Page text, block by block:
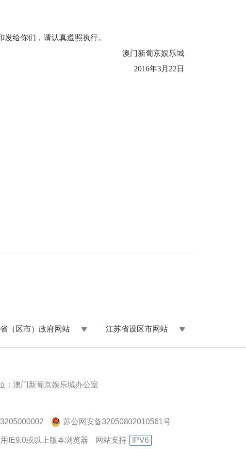
给你们，请认真遵照执行。
澳门新葡京娱乐城
2016年3月22日
省（区市）政府网站 江苏省设区市网站
：澳门新葡京娱乐城办公室
苏公网安备32050802010561号
IE9.0或以上版本浏览器 网站支持 IPV6